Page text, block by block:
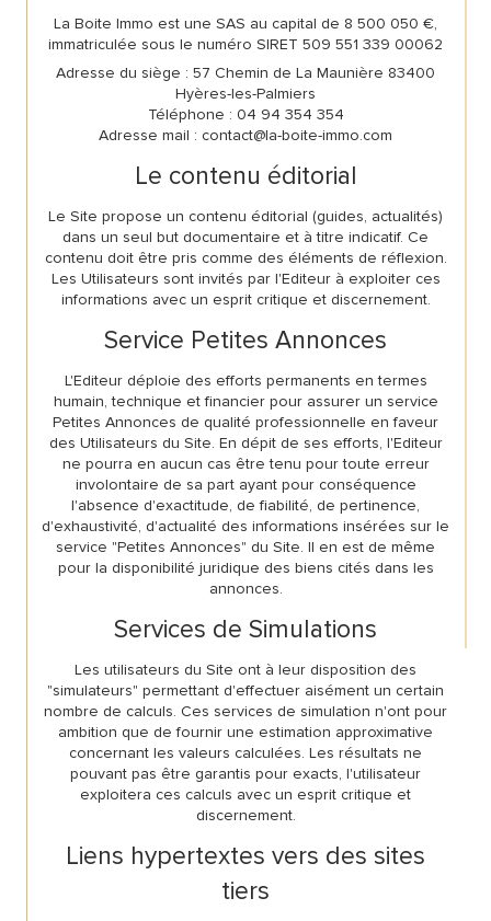
La Boite Immo est une SAS au capital de 8 500 050 €,
immatriculée sous le numéro SIRET 509 551 339 00062
Adresse du siège : 57 Chemin de La Maunière 83400
Hyères-les-Palmiers
Téléphone : 04 94 354 354
Adresse mail : contact@la-boite-immo.com
Le contenu éditorial
Le Site propose un contenu éditorial (guides, actualités)
dans un seul but documentaire et à titre indicatif. Ce
contenu doit être pris comme des éléments de réflexion.
Les Utilisateurs sont invités par l'Editeur à exploiter ces
informations avec un esprit critique et discernement.
Service Petites Annonces
L'Editeur déploie des efforts permanents en termes
humain, technique et financier pour assurer un service
Petites Annonces de qualité professionnelle en faveur
des Utilisateurs du Site. En dépit de ses efforts, l'Editeur
ne pourra en aucun cas être tenu pour toute erreur
involontaire de sa part ayant pour conséquence
l'absence d'exactitude, de fiabilité, de pertinence,
d'exhaustivité, d'actualité des informations insérées sur le
service "Petites Annonces" du Site. Il en est de même
pour la disponibilité juridique des biens cités dans les
annonces.
Services de Simulations
Les utilisateurs du Site ont à leur disposition des
"simulateurs" permettant d'effectuer aisément un certain
nombre de calculs. Ces services de simulation n'ont pour
ambition que de fournir une estimation approximative
concernant les valeurs calculées. Les résultats ne
pouvant pas être garantis pour exacts, l'utilisateur
exploitera ces calculs avec un esprit critique et
discernement.
Liens hypertextes vers des sites
tiers